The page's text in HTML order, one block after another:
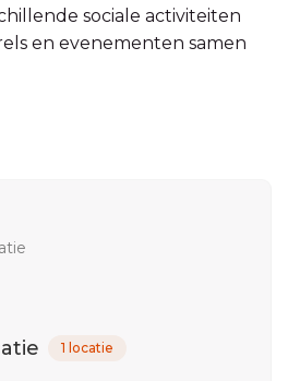
sociale activiteiten
en evenementen samen
1 locatie